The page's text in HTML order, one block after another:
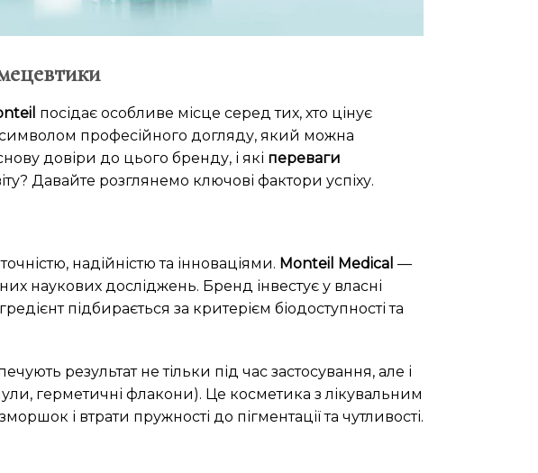
посідає особливе місце серед тих, хто цінує
символом професійного догляду, який можна
довіри до цього бренду, і які переваги
Давайте розглянемо ключові фактори успіху.
надійністю та інноваціями. Monteil Medical —
наукових досліджень. Бренд інвестує у власні
підбирається за критерієм біодоступності та
результат не тільки під час застосування, але і
герметичні флакони). Це косметика з лікувальним
і втрати пружності до пігментації та чутливості.